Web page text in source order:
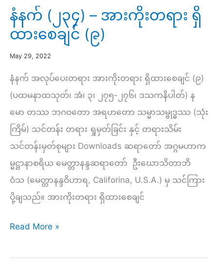
သို့
(၁၆)
–
အာနာပါန
မှ
ဝိပဿနာ
(၁၃)
ကမ္မဋ္ဌာန်း
ပိုင်း
￼
နံနက် (၂၃၄) – အားကိုးတရား ရှိ
ထားစေချင် (၉)
May 29, 2022
နံနက် အလုပ်ပေးတရား အားကိုးတရား ရှိထားစေချင် (၉)
(ပထမနာထသုတ်၊ အံ၊ ၃၊ ၂၇၅-၂၇၆၊ ဒသကနိပါတ်) န
မော တဿ ဘဂဝတော အရဟတော သမ္မာသမ္ဗုဒ္ဓဿ (သုံး
ကြိမ်) သင်တန်း တရား ရှုမှတ်ခြင်း နှင့် တရားသိမ်း
သင်တန်းမှတ်စုများ Downloads ဆရာတော် အဂ္ဂမဟာက
မ္မဋ္ဌာနာစရိယ မေတ္တာနန္ဒဆရာတော် ဦးဃောသိတာဘိ
ဝံသ (မေတ္တာနန္ဒဝိဟာရ, Califorina, U.S.A.) မှ သင်ကြား
ပို့ချသည်။ အားကိုးတရား ရှိထားစေချင်
နံနက်
–
Read More »